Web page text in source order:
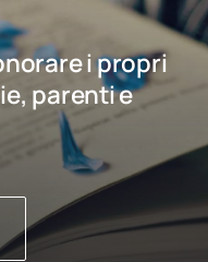
i propri
parenti e